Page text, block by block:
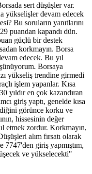
sert düşüşler var.
yükselişler devam edecek
Bu soruların yanıtlarını
puandan kapandı dün.
güçlü bir destek
korkmayın. Borsa
edecek. Bu yıl
Borsaya
yükseliş trendine girmedi
işlem yapanlar. Kısa
yıldır en çok kazandıran
giriş yaptı, genelde kısa
görünce korku ve
hissesinin değer
etmek zordur. Korkmayın,
alım fırsatı olarak
giriş yapmıştım,
ve yükselecekti"